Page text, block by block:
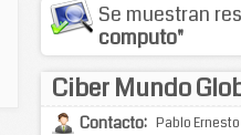
Se muestran
computo"
Ciber Mundo
Contacto: Pablo